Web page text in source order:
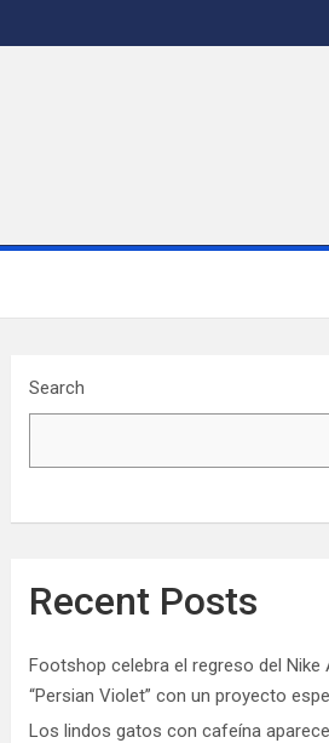
Search
Recent Posts
Footshop celebra el regreso del Nike
“Persian Violet” con un proyecto
Los lindos gatos con cafeína